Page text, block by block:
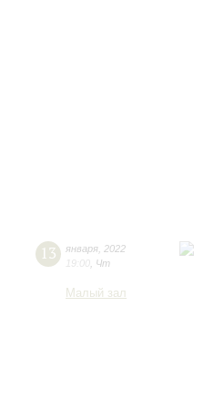
13 января 2022
19:00 Чт
Малый зал